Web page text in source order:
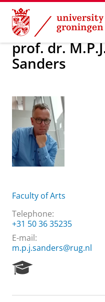
Skip
Content
Skip
Navigation
About us
prof. dr.
Sanders
Faculty of Arts
Telephone:
+31 50 36 35235
E-mail:
m.p.j.sanders@rug.nl
e